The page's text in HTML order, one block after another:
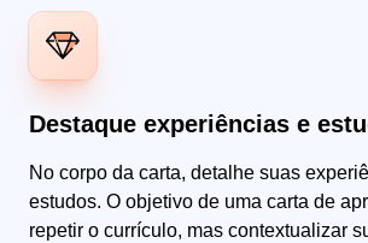
Destaque experiências e
No corpo da carta, detalhe suas
estudos. O objetivo de uma carta de
repetir o currículo, mas contextualizar